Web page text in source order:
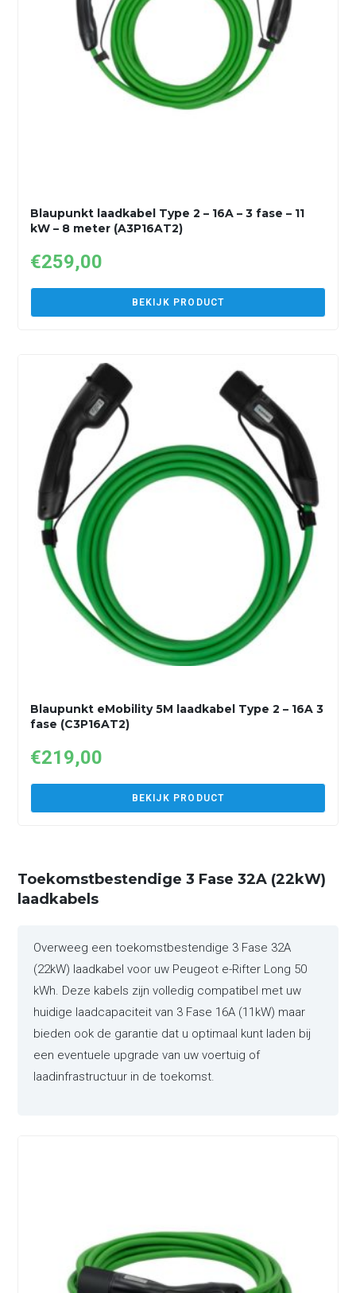
Blaupunkt laadkabel Type 2 – 16A – 3 fase – 11
kW – 8 meter (A3P16AT2)
€259,00
BEKIJK PRODUCT
Blaupunkt eMobility 5M laadkabel Type 2 – 16A 3
fase (C3P16AT2)
€219,00
BEKIJK PRODUCT
Toekomstbestendige 3 Fase 32A (22kW)
laadkabels
Overweeg een toekomstbestendige 3 Fase 32A
(22kW) laadkabel voor uw Peugeot e-Rifter Long 50
kWh. Deze kabels zijn volledig compatibel met uw
huidige laadcapaciteit van 3 Fase 16A (11kW) maar
bieden ook de garantie dat u optimaal kunt laden bij
een eventuele upgrade van uw voertuig of
laadinfrastructuur in de toekomst.